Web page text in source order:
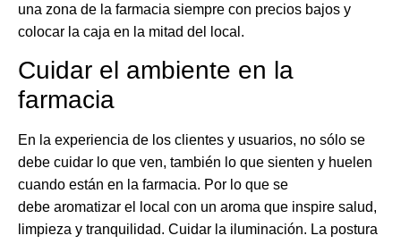
una zona de la farmacia siempre con precios bajos y
colocar la caja en la mitad del local.
Cuidar el ambiente en la
farmacia
En la experiencia de los clientes y usuarios, no sólo se
debe cuidar lo que ven, también lo que sienten y huelen
cuando están en la farmacia. Por lo que se
debe aromatizar el local con un aroma que inspire salud,
limpieza y tranquilidad. Cuidar la iluminación. La postura